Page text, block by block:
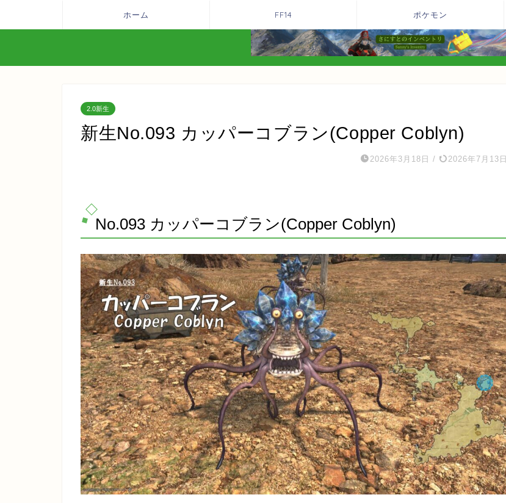
ホーム FF14 ポケモン
2.0新生
新生No.093 カッパーコブラン(Copper Coblyn)
2026年3月18日 / 2026年7月13日
No.093 カッパーコブラン(Copper Coblyn)